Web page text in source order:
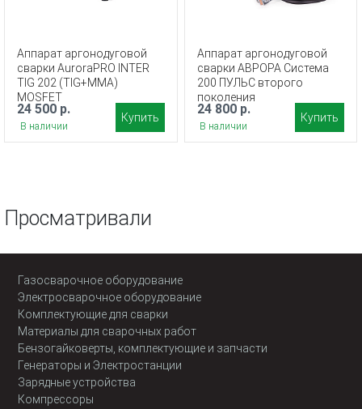
Аппарат аргонодуговой
сварки AuroraPRO INTER
TIG 202 (TIG+MMA)
MOSFET
24 500 р.
В наличии
Купить
Аппарат аргонодуговой
сварки АВРОРА Система
200 ПУЛЬС второго
поколения
24 800 р.
В наличии
Купить
Просматривали
Газосварочное оборудование
Электросварочное оборудование
Комплектующие для сварки
Материалы для сварочных работ
Бензогайковерты, комплектующие и запчасти
Генераторы и Электростанции
Зарядные устройства
Компрессоры